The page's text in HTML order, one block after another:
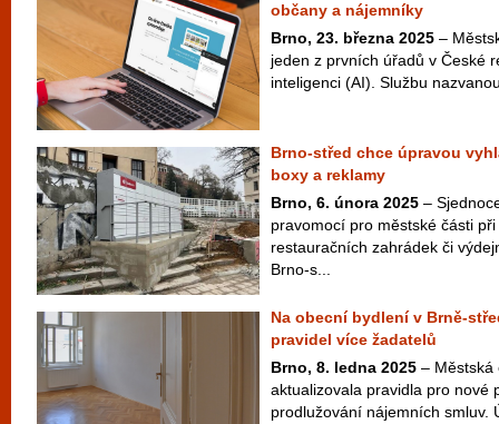
občany a nájemníky
Brno, 23. března 2025 –
jeden z prvních úřadů v České
inteligenci (AI). Službu
Brno-střed chce úpravou
boxy a reklamy
Brno, 6. února 2025 –
pravomocí pro městské části
restauračních zahrádek či
Brno-s...
Na obecní bydlení v Brně-
pravidel více žadatelů
Brno, 8. ledna 2025 – Městská
aktualizovala pravidla pro nové
prodlužování nájemních smluv.